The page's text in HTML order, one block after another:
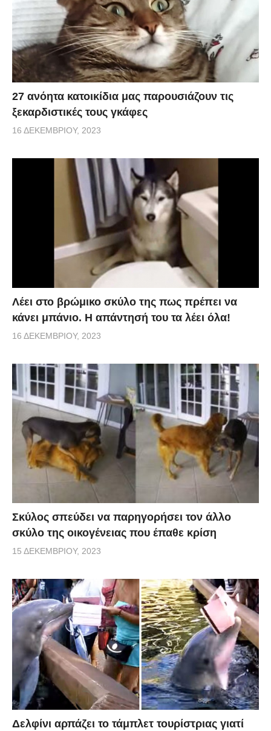
27 ανόητα κατοικίδια μας παρουσιάζουν τις
ξεκαρδιστικές τους γκάφες
16 ΔΕΚΕΜΒΡΊΟΥ, 2023
Λέει στο βρώμικο σκύλο της πως πρέπει να
κάνει μπάνιο. Η απάντησή του τα λέει όλα!
16 ΔΕΚΕΜΒΡΊΟΥ, 2023
Σκύλος σπεύδει να παρηγορήσει τον άλλο
σκύλο της οικογένειας που έπαθε κρίση
15 ΔΕΚΕΜΒΡΊΟΥ, 2023
Δελφίνι αρπάζει το τάμπλετ τουρίστριας γιατί